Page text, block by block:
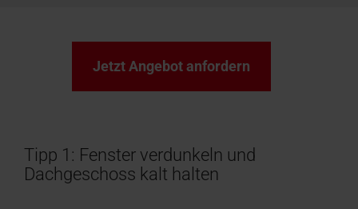
Jetzt Angebot anfordern
Tipp 1: Fenster verdunkeln und
Dachgeschoss kalt halten